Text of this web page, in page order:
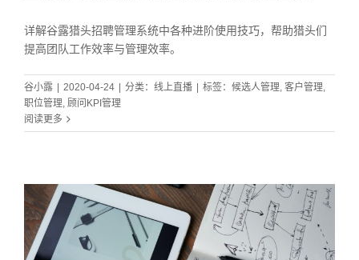
详解谷露猎头招聘管理系统中各种进阶使用技巧，帮助猎头们
提高团队工作效率与管理效率。
谷小露 | 2020-04-24 | 分类： 线上直播 | 标签： 候选人管理 客户管理
职位管理 顾问KPI管理
阅读更多